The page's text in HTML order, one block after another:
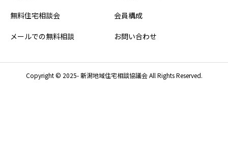
無料住宅相談会
メールでの無料相談
会員構成
お問い合わせ
Copyright © 2025- 新潟地域住宅相談協議会 All Rights Reserved.